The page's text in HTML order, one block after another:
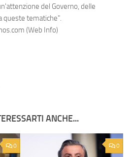
del Governo, delle
queste tematiche".
(Web Info)
ANCHE...
0 0